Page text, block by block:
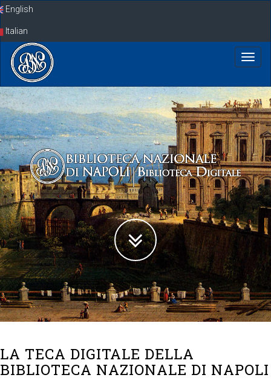
SkipEnglish
Italian
LA TECA DIGITALE DELLA
BIBLIOTECA NAZIONALE DI NAPOLI